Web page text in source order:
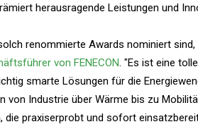
herausragende Leistungen und
renommierte Awards nominiert
von FENECON. "Es ist eine
smarte Lösungen für die
von Industrie über Wärme bis zu
die praxiserprobt und sofort